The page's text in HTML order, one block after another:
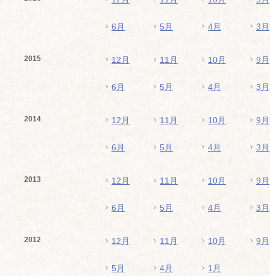
6月 5月 4月 3月
2015 12月 11月 10月 9月
6月 5月 4月 3月
2014 12月 11月 10月 9月
6月 5月 4月 3月
2013 12月 11月 10月 9月
6月 5月 4月 3月
2012 12月 11月 10月 9月
5月 4月 1月